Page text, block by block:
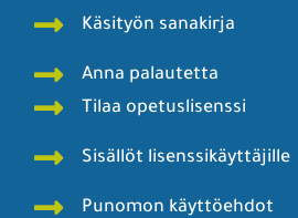
Käsityön sanakirja
Anna palautetta
Tilaa opetuslisenssi
Sisällöt lisenssikäyttäjille
Punomon käyttöehdot